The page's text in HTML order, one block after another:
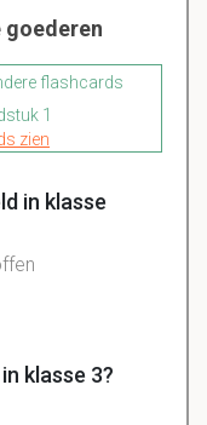
goederen
flashcards
1
zien
in klasse
klasse 3?